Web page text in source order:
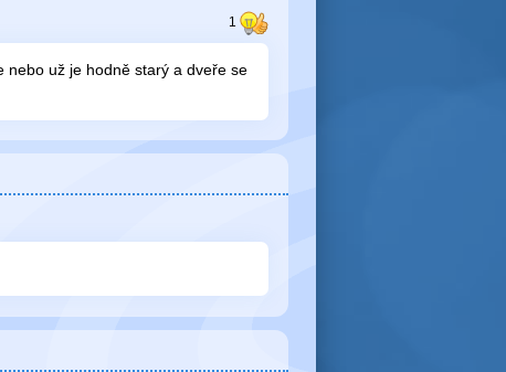
nebo už je hodně starý a dveře se